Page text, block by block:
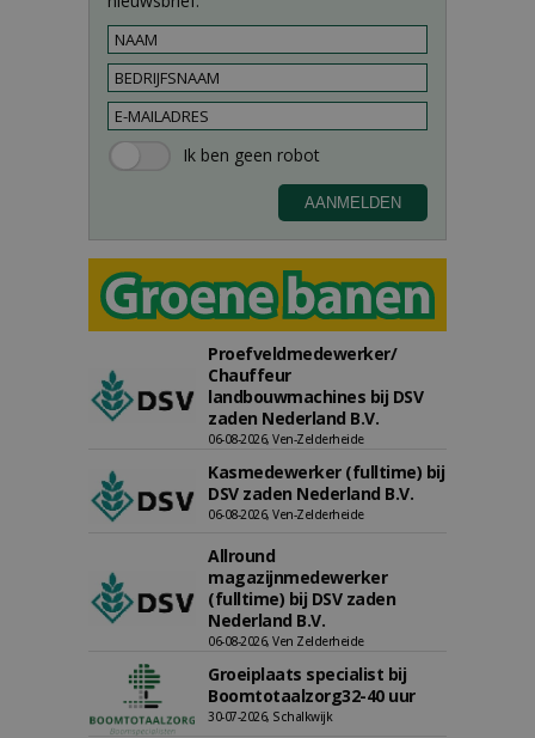
Proefveldmedewerker/
Chauffeur
landbouwmachines bij DSV
zaden Nederland B.V.
06-08-2026, Ven-Zelderheide
Kasmedewerker (fulltime) bij
DSV zaden Nederland B.V.
06-08-2026, Ven-Zelderheide
Allround
magazijnmedewerker
(fulltime) bij DSV zaden
Nederland B.V.
06-08-2026, Ven Zelderheide
Groeiplaats specialist bij
Boomtotaalzorg32-40 uur
30-07-2026, Schalkwijk